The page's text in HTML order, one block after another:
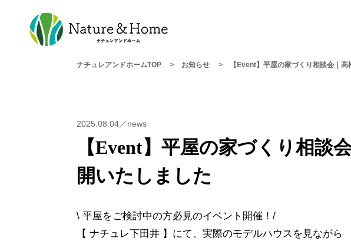
ナチュレアンドホームTOP お知らせ 【Event】平屋の家づくり相談会｜
2025.08.04／news
【Event】平屋の家づくり相談
開いたしました
\ 平屋をご検討中の方必見のイベント開催！/
【 ナチュレ下田井 】にて、実際のモデルハウスを見ながら